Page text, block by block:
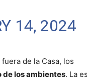
14, 2024
de la Casa, los
de los ambientes. La